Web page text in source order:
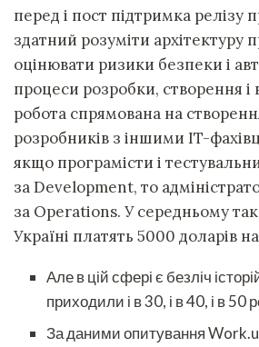
перед і пост підтримка релізу
здатний розуміти архітектуру
оцінювати ризики безпеки і
процеси розробки, створення
робота спрямована на
розробників з іншими IT-
якщо програмісти і
за Development, то
за Operations. У середньому
Україні платять 5000 доларів
Але в цій сфері є безліч
приходили і в 30, і в 40, і в 50
За даними опитування